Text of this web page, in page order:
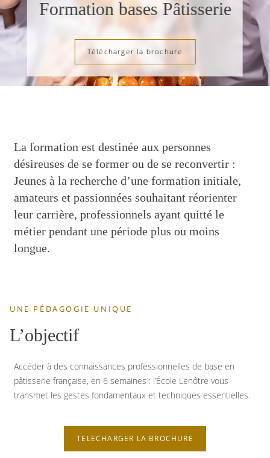
NOS ACTUALITÉS
Formation bases Pâtisserie
Télécharger la brochure
La formation est destinée aux personnes
désireuses de se former ou de se reconvertir :
Jeunes à la recherche d’une formation initiale,
amateurs et passionnées souhaitant réorienter
leur carrière, professionnels ayant quitté le
métier pendant une période plus ou moins
longue.
UNE PÉDAGOGIE UNIQUE
L’objectif
Accéder à des connaissances professionnelles de base en
pâtisserie française, en 6 semaines : l’École Lenôtre vous
transmet les gestes fondamentaux et techniques essentielles.
TELECHARGER LA BROCHURE